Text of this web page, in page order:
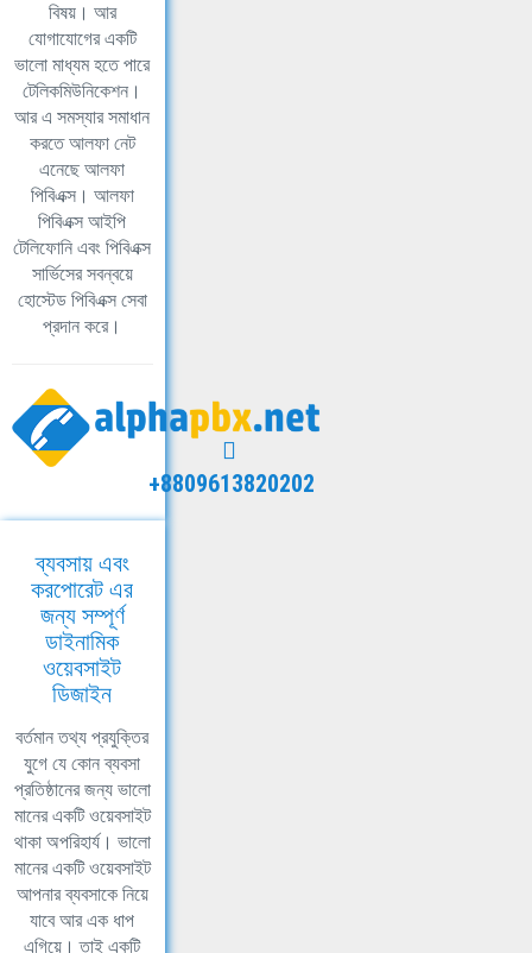
বিষয়। আর
যোগাযোগের একটি
ভালো মাধ্যম হতে পারে
টেলিকমিউনিকেশন।
আর এ সমস্যার সমাধান
করতে আলফা নেট
এনেছে আলফা
পিবিএক্স। আলফা
পিবিএক্স আইপি
টেলিফোনি এবং পিবিএক্স
সার্ভিসের সবন্বয়ে
হোস্টেড পিবিএক্স সেবা
প্রদান করে।
+8809613820202
ব্যবসায় এবং
করপোরেট এর
জন্য সম্পূর্ণ
ডাইনামিক
ওয়েবসাইট
ডিজাইন
বর্তমান তথ্য প্রযুক্তির
যুগে যে কোন ব্যবসা
প্রতিষ্ঠানের জন্য ভালো
মানের একটি ওয়েবসাইট
থাকা অপরিহার্য। ভালো
মানের একটি ওয়েবসাইট
আপনার ব্যবসাকে নিয়ে
যাবে আর এক ধাপ
এগিয়ে। তাই একটি